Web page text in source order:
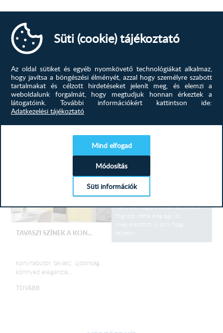
KONYHABÚTOR TERVEZÉS...
konyhabútor, konyhabútor
tervezés, új, ötletek,
de olykor ijesztő feladat is lehet.
Hogy elkerüld a buktatókat, kövesd
legfontosabb, hogy lemérjük a
területet, ahova a konyhabútor fog
be kerülni....
TAVASZI SZÍNEK A KON...
konyhabútor, tavasz, újdonság,
könnyed elegancia,...
TOVÁBB
ideje, miért ne kezdenéd ezt az
otthonod szívével, a konyhával?
Nem kell rögtön teljes felújításba
fognod; néha elég egy jól
megválasztott új szín, hogy
teljesen...
Süti (cookie) tájékoztató
Az oldal sütiket és egyéb nyomkövető technológiákat alkalmaz,
hogy javítsa a böngészési élményét, azzal hogy személyre szabott
tartalmakat és célzott hirdetéseket jelenít meg, és elemzi a
weboldalunk forgalmát, hogy megtudjuk honnan érkeztek a
látogatóink.
További információkért kattintson ide:
Adatkezelési tájékoztató
Mind elfogad
Módosítás
Süti információk